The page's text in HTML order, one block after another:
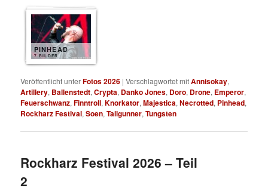
PINHEAD
7 BILDER
Veröffentlicht unterFotos 2026 |Verschlagwortet mitAnnisokay,
Artillery, Ballenstedt,Crypta, Danko Jones, Doro, Drone, Emperor,
Feuerschwanz,Finntroll,Knorkator,Majestica,Necrotted, Pinhead,
Rockharz Festival,Soen,Tailgunner,Tungsten
Rockharz Festival 2026 – Teil
2